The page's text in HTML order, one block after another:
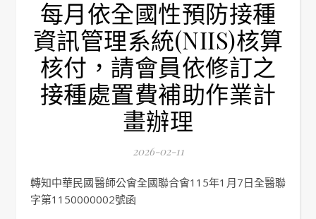
每月依全國性預防接種
資訊管理系統(NIIS)核算
核付，請會員依修訂之
接種處置費補助作業計
畫辦理
2026-02-11
轉知中華民國醫師公會全國聯合會115年1月7日全醫聯
字第1150000002號函